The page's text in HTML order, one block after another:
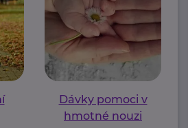
Dávky pomoci v
hmotné nouzi